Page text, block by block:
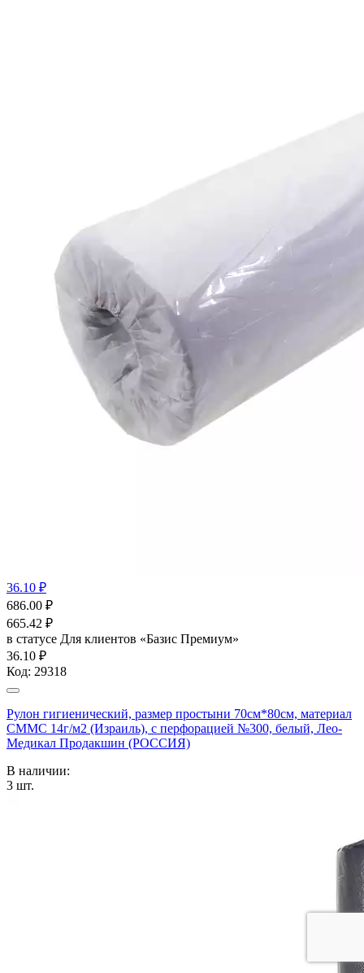
36.10 ₽
686.00 ₽
665.42 ₽
в статусе Для клиентов «Базис Премиум»
36.10 ₽
Код: 29318
Рулон гигиенический, размер простыни 70см*80см, материал
СММС 14г/м2 (Израиль), с перфорацией №300, белый, Лео-
Медикал Продакшин (РОССИЯ)
В наличии:
3 шт.